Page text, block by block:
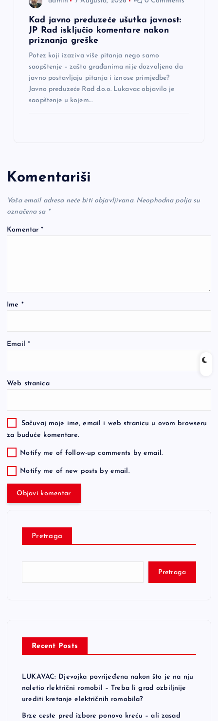
Kad javno preduzeće ušutka javnost:
JP Rad isključio komentare nakon
priznanja greške
Potez koji izaziva više pitanja nego samo
saopštenje – zašto građanima nije dozvoljeno da
javno postavljaju pitanja i iznose primjedbe?
Javno preduzeće Rad d.o.o. Lukavac objavilo je
saopštenje u kojem…
Komentariši
Vaša email adresa neće biti objavljivana. Neophodna polja su
označena sa *
Komentar*
Ime *
Email *
Web stranica
Sačuvaj moje ime, email i web stranicu u ovom browseru
za buduće komentare.
Notify me of follow-up comments by email.
Notify me of new posts by email.
Pretraga
Pretraga
Recent Posts
LUKAVAC: Djevojka povrijeđena nakon što je na nju
naletio rlektrični romobil – Treba li grad ozbiljnije
urediti kretanje električnih romobila?
Brze ceste pred izbore ponovo kreću – ali zasad